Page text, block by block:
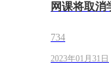
网课将取消
734
2023年01月31日